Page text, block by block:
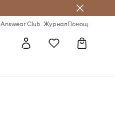
Answear Club ЖурналПомощ